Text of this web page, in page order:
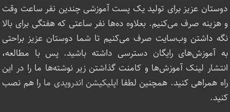
دوستان عزیز برای تولید یک پست آموزشی چندین نفر ساعت‌ وقت
و هزینه صرف می‌کنیم. بعلاوه ده‌ها نفر ساعتی که هفتگی برای بالا
نگه داشتن وب‌سایت صرف ‌می‌کنیم تا شما دوستان عزیز براحتی
به آموزش‌های رایگان دسترسی داشته باشید. پس با مطالعه،
انتشار لینک‌ آموزش‌ها و کامنت گذاشتن زیر نوشته‌‌ها ما را در این
راه همراهی کنید. همچنین لطفا اپلیکیشن اندرویدی ما را هم نصب
کنید.